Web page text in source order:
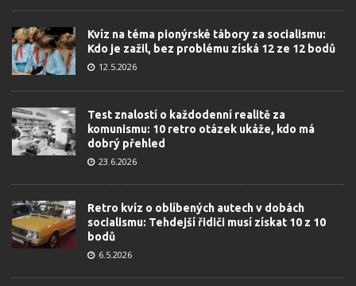
Kvíz na téma pionýrské tábory za socialismu:
Kdo je zažil, bez problému získá 12 ze 12 bodů
12.5.2026
Test znalostí o každodenní realitě za
komunismu: 10 retro otázek ukáže, kdo má
dobrý přehled
23.6.2026
Retro kvíz o oblíbených autech v dobách
socialismu: Tehdejší řidiči musí získat 10 z 10
bodů
6.5.2026